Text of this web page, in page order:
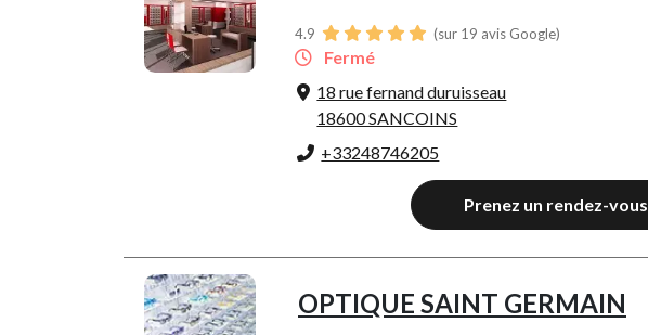
4.9 (sur 19 avis Google)
Fermé
18 rue fernand duruisseau
18600 SANCOINS
+33248746205
Prenez un rendez-vous
OPTIQUE SAINT GERMAIN